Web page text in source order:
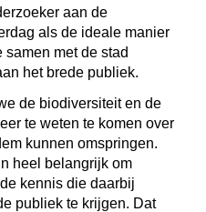
aan de
als de ideale manier
samen met de stad
het brede publiek.
de biodiversiteit en de
te weten te komen over
kunnen omspringen.
heel belangrijk om
kennis die daarbij
publiek te krijgen. Dat